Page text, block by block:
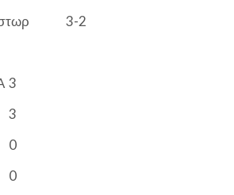
3-2
3
3
0
0